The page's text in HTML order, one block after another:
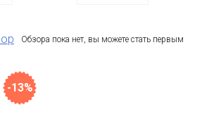
Обзора пока нет, вы можете стать первым
-13%